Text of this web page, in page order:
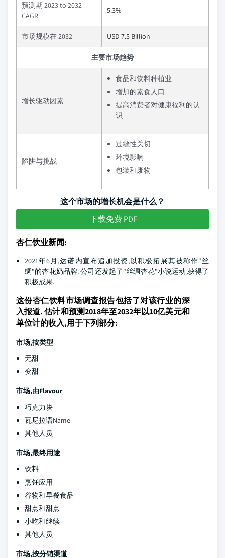
预测期 2023 to 2032
CAGR
5.3%
市场规模在 2032 USD 7.5 Billion
主要市场趋势
增长驱动因素
食品和饮料种植业
增加的素食人口
提高消费者对健康福利的认
识
陷阱与挑战
过敏性关切
环境影响
包装和废物
这个市场的增长机会是什么？
下载免费 PDF
杏仁饮业新闻:
2021年6月,达诺内宣布追加投资,以积极拓展其被称作"丝
绸"的杏花奶品牌. 公司还发起了"丝绸杏花"小说运动,获得了
积极成果.
这份杏仁饮料市场调查报告包括了对该行业的深
入报道. 估计和预测2018年至2032年以10亿美元和
单位计的收入,用于下列部分:
市场,按类型
无甜
变甜
市场,由Flavour
巧克力块
瓦尼拉语Name
其他人员
市场,最终用途
饮料
烹饪应用
谷物和早餐食品
甜点和甜点
小吃和继续
其他人员
市场,按分销渠道